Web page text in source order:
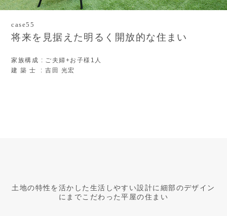
case55
将来を見据えた明るく開放的な住まい
家族構成 : ご夫婦+お子様1人
建 築 士
: 吉田 光宏
土地の特性を活かした生活しやすい設計に細部のデザイン
にまでこだわった平屋の住まい